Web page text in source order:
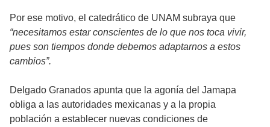
Por ese motivo, el catedrático de UNAM subraya que
“necesitamos estar conscientes de lo que nos toca vivir,
pues son tiempos donde debemos adaptarnos a estos
cambios”.
Delgado Granados apunta que la agonía del Jamapa
obliga a las autoridades mexicanas y a la propia
población a establecer nuevas condiciones de